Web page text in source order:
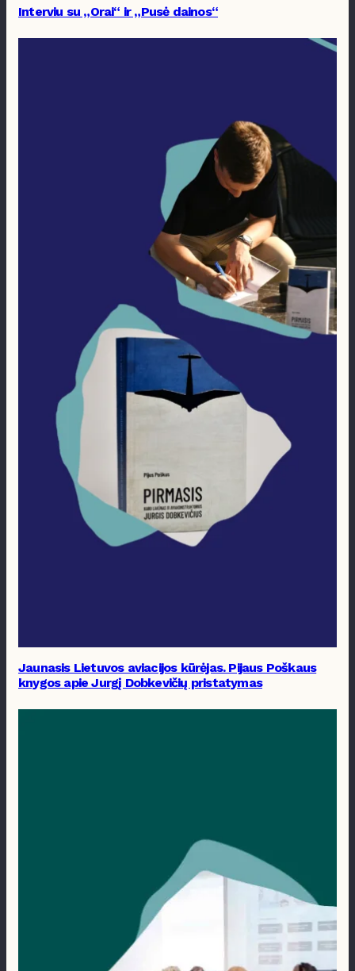
Interviu su „Orai“ ir „Pusė dainos“
Jaunasis Lietuvos aviacijos kūrėjas. Pijaus Poškaus
knygos apie Jurgį Dobkevičių pristatymas